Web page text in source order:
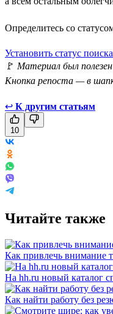
Определитесь со
Установить статус
🚩 Материал был
Кнопка репоста — в
↩ К другим статьям
10
Читайте также
Как привлечь внимание
На hh.ru новый каталог
Как найти работу без